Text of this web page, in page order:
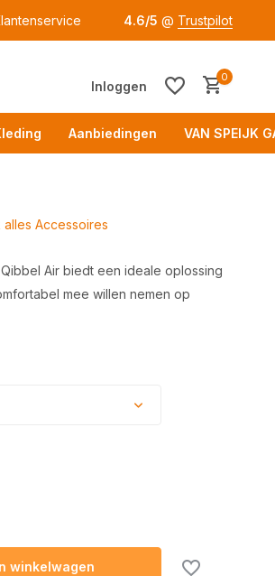
4.6/5 @ Trustpilot
Inloggen
0
Aanbiedingen VAN SPEIJK
alles Accessoires
Air biedt een ideale oplossing
mee willen nemen op
winkelwagen